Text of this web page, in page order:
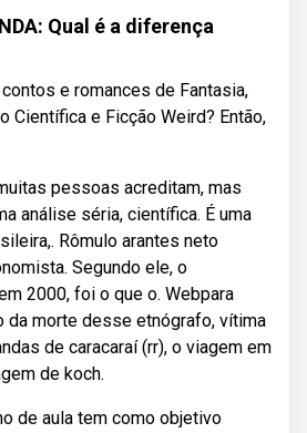
Qual é a diferença
e romances de Fantasia,
Científica e Ficção Weird? Então,
pessoas acreditam, mas
análise séria, científica. É uma
Rômulo arantes neto
Segundo ele, o
2000, foi o que o. Webpara
da morte desse etnógrafo, vítima
de caracaraí (rr), o viagem em
de koch.
de aula tem como objetivo